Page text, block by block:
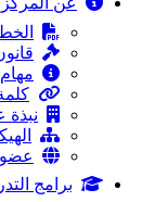
نبذة
برامج